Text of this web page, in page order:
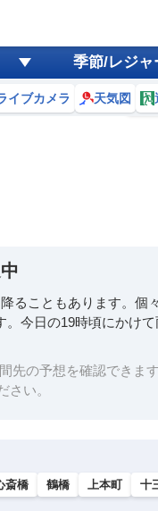
季節/レジャ
イブカメラ 天気図予報
黄砂
天気
ることもあります。個
今日の19時頃にかけて
先の予想を確認できます
い。
斎橋 鶴橋 上本町
十